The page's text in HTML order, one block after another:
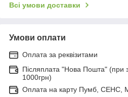
Всі умови доставки
Умови оплати
Оплата за реквізитами
Післяплата "Нова Пошта" (при
1000грн)
Оплата на карту Пумб,